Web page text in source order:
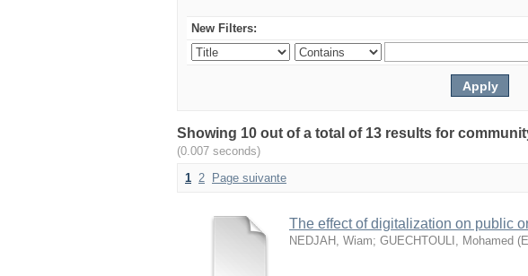
New Filters:
(0.007 seconds)
1 2 Page suivante
The effect of digitalization on public
NEDJAH, Wiam; GUECHTOULI, Mohamed